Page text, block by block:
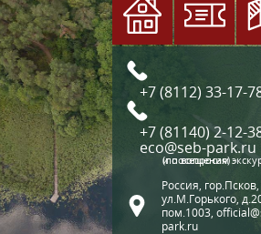
+7 (8112) 33-17-
+7 (81140) 2-12-
eco@seb-park.ru
(по вопросам экскурсий и посещения)
Россия, гор.Псков,
ул.М.Горького,
пом.1003,
park.ru